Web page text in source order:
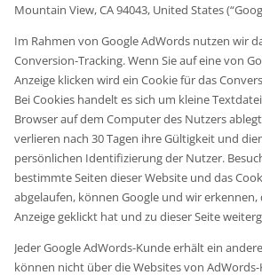
Mountain View, CA 94043, United States
Im Rahmen von Google AdWords nutzen wir
Conversion-Tracking. Wenn Sie auf eine von
Anzeige klicken wird ein Cookie für das
Bei Cookies handelt es sich um kleine
Browser auf dem Computer des Nutzers
verlieren nach 30 Tagen ihre Gültigkeit und
persönlichen Identifizierung der Nutzer.
bestimmte Seiten dieser Website und das
abgelaufen, können Google und wir
Anzeige geklickt hat und zu dieser Seite
Jeder Google AdWords-Kunde erhält ein
können nicht über die Websites von